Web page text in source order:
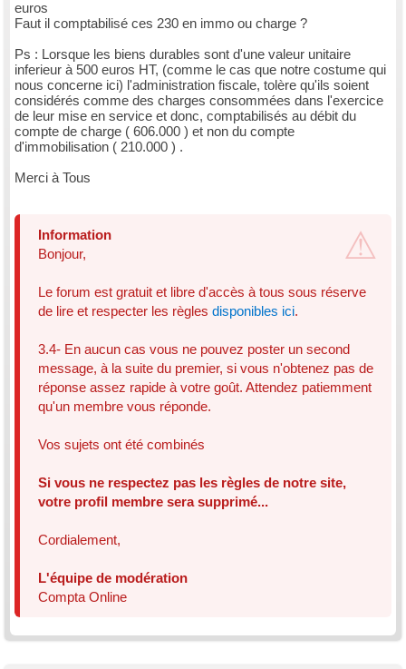
euros
Faut il comptabilisé ces 230 en immo ou charge ?
Ps : Lorsque les biens durables sont d'une valeur unitaire
inferieur à 500 euros HT, (comme le cas que notre costume qui
nous concerne ici) l'administration fiscale, tolère qu'ils soient
considérés comme des charges consommées dans l'exercice
de leur mise en service et donc, comptabilisés au débit du
compte de charge ( 606.000 ) et non du compte
d'immobilisation ( 210.000 ) .
Merci à Tous
Information
Bonjour,
Le forum est gratuit et libre d'accès à tous sous réserve
de lire et respecter les règles disponibles ici.
3.4- En aucun cas vous ne pouvez poster un second
message, à la suite du premier, si vous n'obtenez pas de
réponse assez rapide à votre goût. Attendez patiemment
qu'un membre vous réponde.
Vos sujets ont été combinés
Si vous ne respectez pas les règles de notre site,
votre profil membre sera supprimé...
Cordialement,
L'équipe de modération
Compta Online